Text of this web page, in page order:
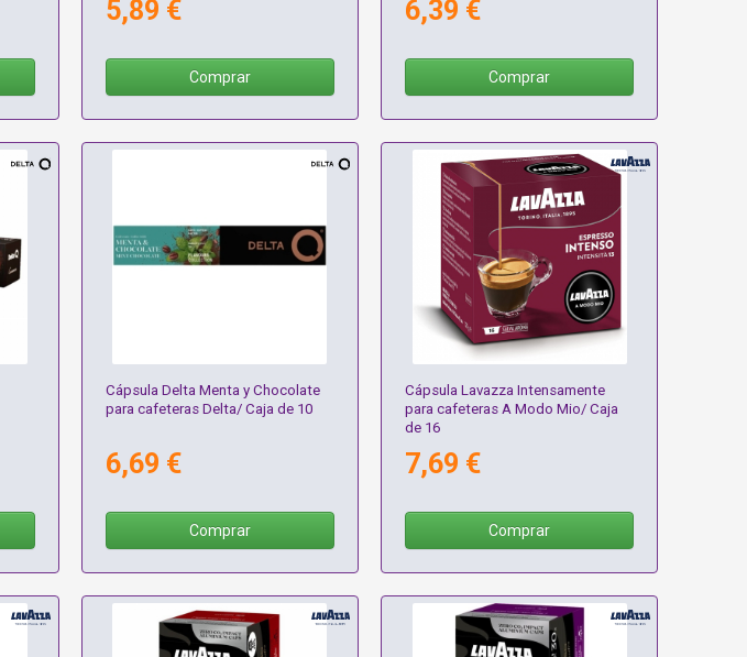
5,89 €
Comprar
6,39 €
Comprar
Cápsula Delta Menta y Chocolate
para cafeteras Delta/ Caja de 10
6,69 €
Comprar
Cápsula Lavazza Intensamente
para cafeteras A Modo Mio/ Caja
de 16
7,69 €
Comprar